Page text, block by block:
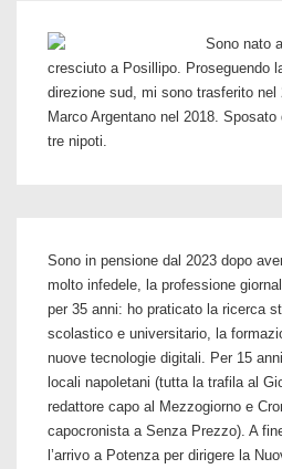
Sono nato
cresciuto a Posillipo. Proseguendo
direzione sud, mi sono trasferito
Marco Argentano nel 2018.
tre nipoti.
Sono in pensione dal 2023 dopo
molto infedele, la professione
per 35 anni: ho praticato la ricerca
scolastico e universitario, la
nuove tecnologie digitali. Per 15
locali napoletani (tutta la trafila al
redattore capo al Mezzogiorno e
capocronista a Senza Prezzo). A
l’arrivo a Potenza per dirigere la